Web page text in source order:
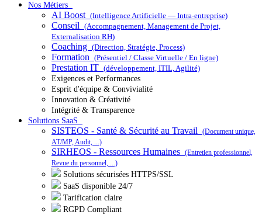
Nos Métiers
AI Boost (Intelligence Artificielle — Intra-entreprise)
Conseil (Accompagnement, Management de Projet,
Externalisation RH)
Coaching (Direction, Stratégie, Process)
Formation (Présentiel / Classe Virtuelle / En ligne)
Prestation IT (développement, ITIL, Agilité)
Exigences et Performances
Esprit d'équipe & Convivialité
Innovation & Créativité
Intégrité & Transparence
Solutions SaaS
SISTEOS - Santé & Sécurité au Travail
(Document unique,
AT/MP, Audit, ...)
SIRHEOS - Ressources Humaines (Entretien professionnel,
Revue du personnel, ...)
Solutions sécurisées HTTPS/SSL
SaaS disponible 24/7
Tarification claire
RGPD Compliant